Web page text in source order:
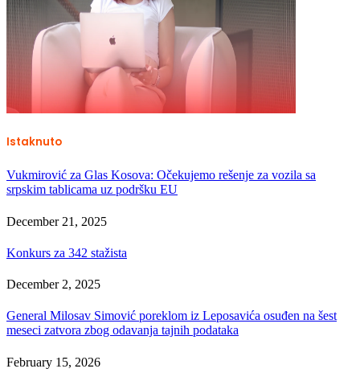
Istaknuto
Vukmirović za Glas Kosova: Očekujemo rešenje za vozila sa
srpskim tablicama uz podršku EU
December 21, 2025
Konkurs za 342 stažista
December 2, 2025
General Milosav Simović poreklom iz Leposavića osuđen na šest
meseci zatvora zbog odavanja tajnih podataka
February 15, 2026